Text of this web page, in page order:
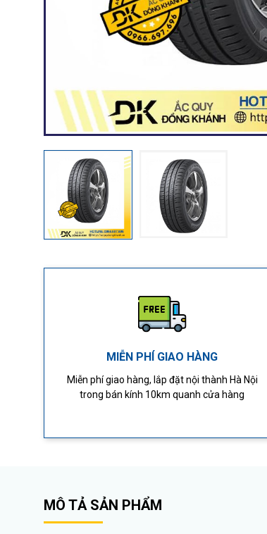
MIỄN PHÍ GIAO HÀNG
Miễn phí giao hàng, lắp đặt nội thành Hà Nội
trong bán kính 10km quanh cửa hàng
MÔ TẢ SẢN PHẨM